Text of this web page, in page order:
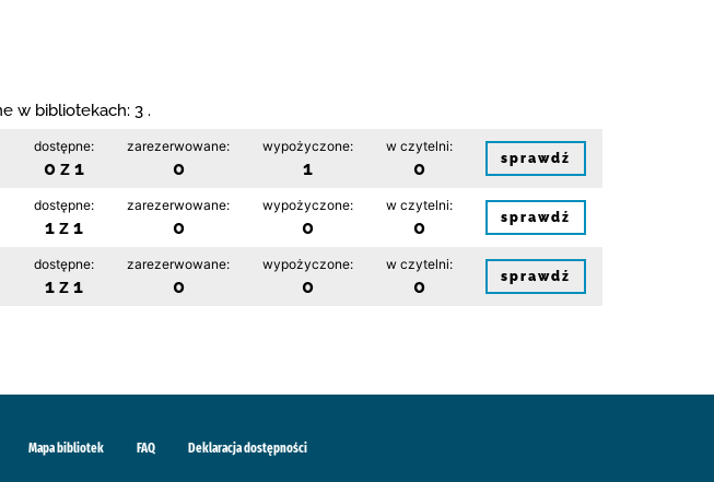
w bibliotekach: 3 .
dostępne:
0 z 1
zarezerwowane:
0
wypożyczone:
1
w czytelni:
0 sprawdź
dostępne:
1 z 1
zarezerwowane:
0
wypożyczone:
0
w czytelni:
0 sprawdź
dostępne:
1 z 1
zarezerwowane:
0
wypożyczone:
0
w czytelni:
0 sprawdź
Mapa bibliotek FAQ Deklaracja dostępności